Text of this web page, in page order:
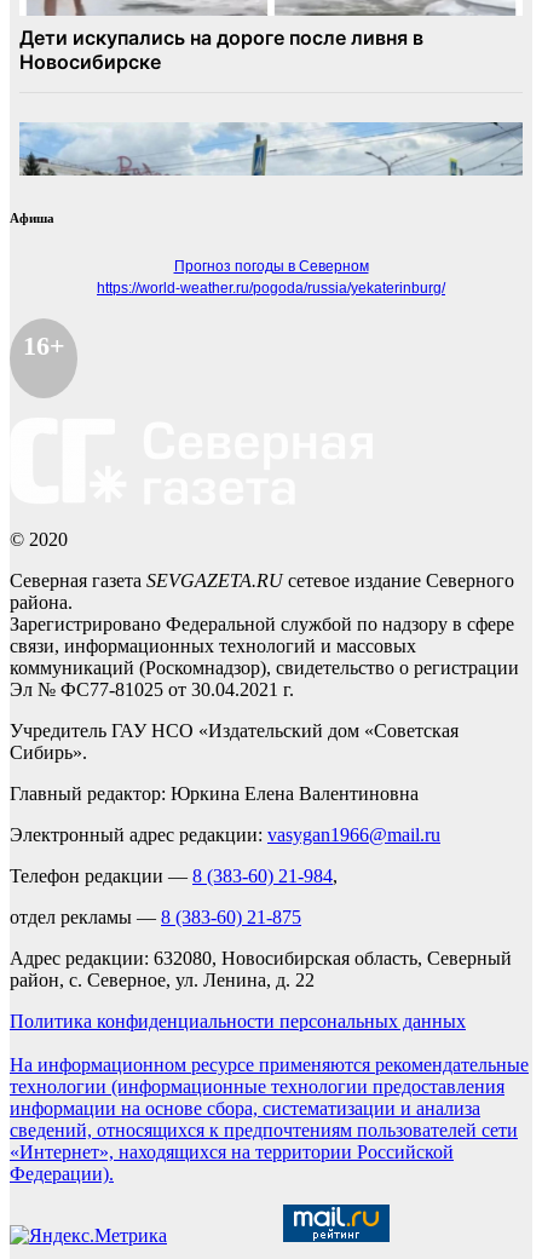
Афиша
Прогноз погоды в Северном
https://world-weather.ru/pogoda/russia/yekaterinburg/
16+
© 2020
Северная газета SEVGAZETA.RUсетевое издание Северного
района.
Зарегистрировано Федеральной службой по надзору в сфере
связи, информационных технологий и массовых
коммуникаций (Роскомнадзор), свидетельство о регистрации
Эл № ФС77-81025 от 30.04.2021 г.
Учредитель ГАУ НСО «Издательский дом «Советская
Сибирь».
Главный редактор: Юркина Елена Валентиновна
Электронный адрес редакции: vasygan1966@mail.ru
Телефон редакции — 8 (383-60) 21-984,
отдел рекламы — 8 (383-60) 21-875
Адрес редакции: 632080, Новосибирская область, Северный
район, с. Северное, ул. Ленина, д. 22
Политика конфиденциальности персональных данных
На информационном ресурсе применяются рекомендательные
технологии (информационные технологии предоставления
информации на основе сбора, систематизации и анализа
сведений, относящихся к предпочтениям пользователей сети
«Интернет», находящихся на территории Российской
Федерации).